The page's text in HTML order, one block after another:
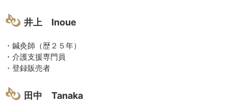
井上 Inoue
・鍼灸師（歴２５年）
・介護支援専門員
・登録販売者​
田中 Tanaka